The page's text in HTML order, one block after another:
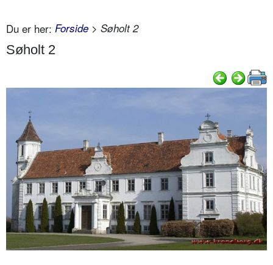
Du er her: Forside > Søholt 2
Søholt 2